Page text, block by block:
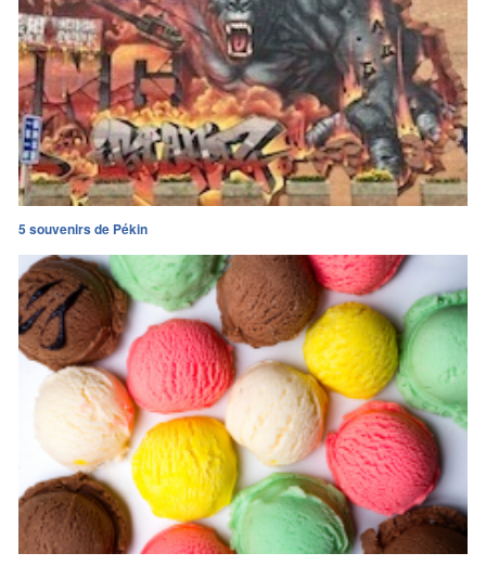
5 souvenirs de Pékin